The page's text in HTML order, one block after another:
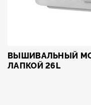
ВЫШИВАЛЬНЫЙ
ЛАПКОЙ 26L